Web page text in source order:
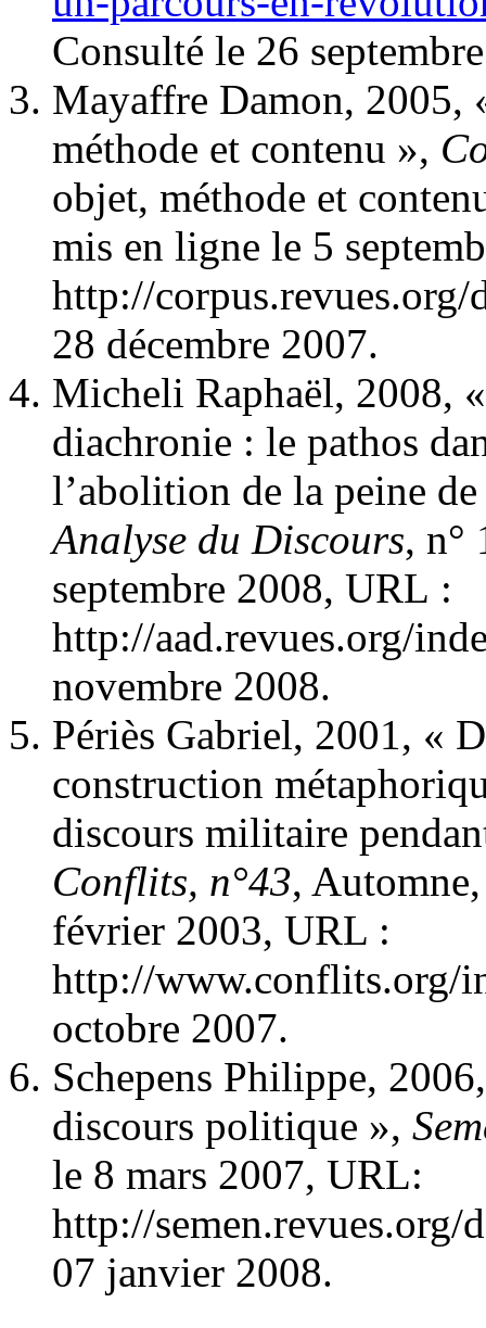
Consulté le 26
Mayaffre Damon, 2005,
méthode et contenu »,
objet, méthode et
mis en ligne le 5
http://
28 décembre 2007.
Micheli Raphaël, 2008,
diachronie : le pathos
l’abolition de la peine
Analyse du Discours, n°
septembre 2008, URL :
http://aad.revues.org/
novembre 2008.
Périès Gabriel, 2001, «
construction
discours militaire
Conflits, n°43,
février 2003, URL :
http://www.conflits.org/
octobre 2007.
Schepens Philippe,
discours politique »,
le 8 mars 2007, URL:
http://
07 janvier 2008.